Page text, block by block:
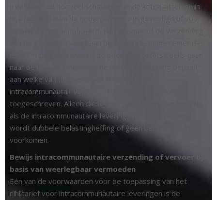
maakt niet uit hoeveel schakels er in de keten zitten en in
naar de laatste afnemer in de keten. De regeling bepaalt
aan welke van de leveringen in de keten het
intracommunautair vervoer of de verzending wordt
toegeschreven. Alleen die levering wordt dan aangemerkt
als de intracommunautaire levering. Met deze regeling
wordt dubbele belastingheffing of geen belastingheffing
voorkomen.
Bewijs intracommunautaire verzending of vervoer op
basis van weerlegbaar vermoeden
Eén van de voorwaarden voor de toepassing van het
nihiltarief voor intracommunautaire leveringen is de